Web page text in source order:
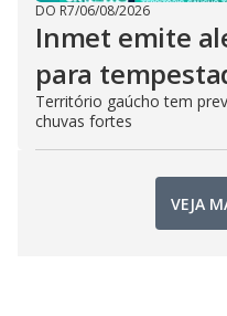
DO R7/06/08/2026
Inmet emite
para
Território gaúcho tem
chuvas fortes
VEJA